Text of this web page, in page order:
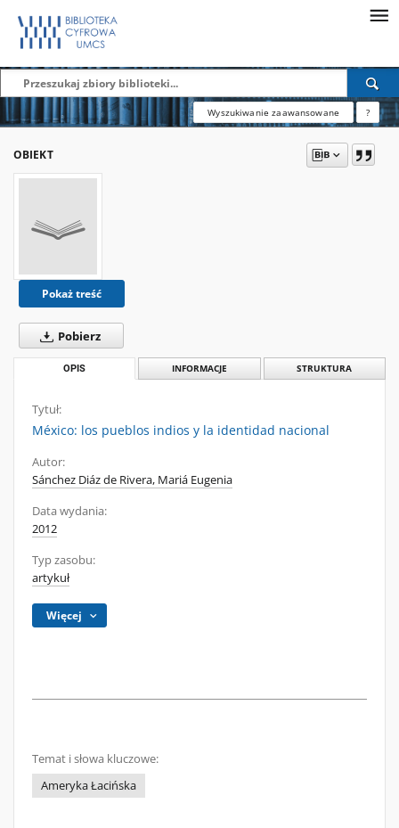
Wyszukiwanie zaawansowane ?
OBIEKT
Pokaż treść
Pobierz
OPIS INFORMACJE STRUKTURA
Tytuł:
México: los pueblos indios y la identidad nacional
Autor:
Sánchez Diáz de Rivera, Mariá Eugenia
Data wydania:
2012
Typ zasobu:
artykuł
Więcej
Temat i słowa kluczowe:
Ameryka Łacińska